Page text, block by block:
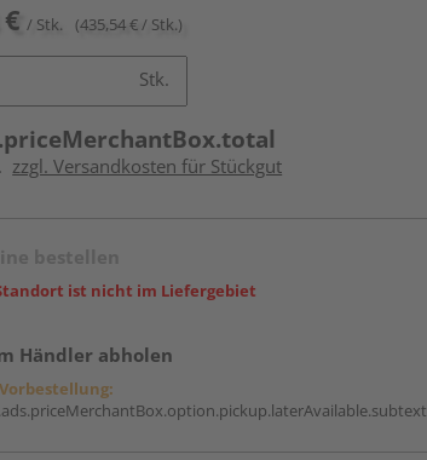
/ Stk. (435,54 € / Stk.)
Stk.
zzgl. Versandkosten für Stückgut
ist nicht im Liefergebiet
Händler abholen